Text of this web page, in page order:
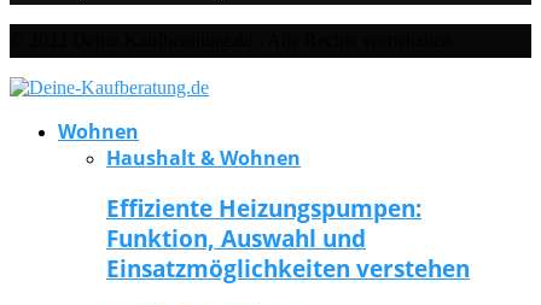
Wohnen
Haushalt & Wohnen
Effiziente Heizungspumpen:
Funktion, Auswahl und
Einsatzmöglichkeiten verstehen